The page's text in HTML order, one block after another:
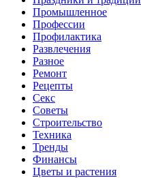
Промышленное
Профессии
Профилактика
Развлечения
Разное
Ремонт
Рецепты
Секс
Советы
Строительство
Техника
Тренды
Финансы
Цветы и растения